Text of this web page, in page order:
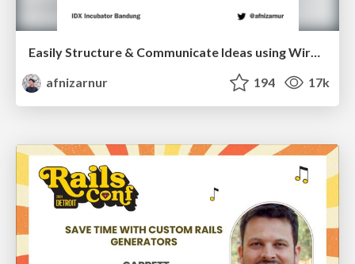
Easily Structure & Communicate Ideas using Wireframe
afnizarnur
194 17k